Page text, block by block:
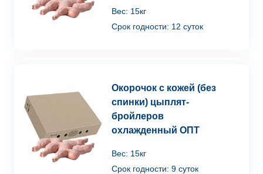
Вес: 15кг
Срок годности: 12 суток
Окорочок с кожей (без
спинки) цыплят-
бройлеров
охлажденный ОПТ
Вес: 15кг
Срок годности: 9 суток